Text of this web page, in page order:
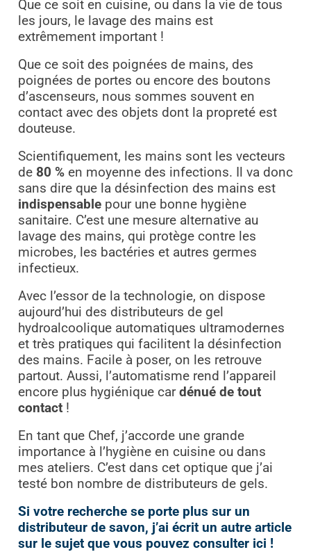
Que ce soit en cuisine, ou dans la vie de tous
les jours, le lavage des mains est
extrêmement important !
Que ce soit des poignées de mains, des
poignées de portes ou encore des boutons
d’ascenseurs, nous sommes souvent en
contact avec des objets dont la propreté est
douteuse.
Scientifiquement, les mains sont les vecteurs
de 80 %en moyenne des infections. Il va donc
sans dire que la désinfection des mains est
indispensablepour une bonne hygiène
sanitaire. C’est une mesure alternative au
lavage des mains, qui protège contre les
microbes, les bactéries et autres germes
infectieux.
Avec l’essor de la technologie, on dispose
aujourd’hui des distributeurs de gel
hydroalcoolique automatiques ultramodernes
et très pratiques qui facilitent la désinfection
des mains. Facile à poser, on les retrouve
partout. Aussi, l’automatisme rend l’appareil
encore plus hygiénique cardénué de tout
contact!
En tant que Chef, j’accorde une grande
importance à l’hygiène en cuisine ou dans
mes ateliers. C’est dans cet optique que j’ai
testé bon nombre de distributeurs de gels.
Si votre recherche se porte plus sur un
distributeur de savon, j’ai écrit un autre article
sur le sujet que vous pouvez consulter ici !